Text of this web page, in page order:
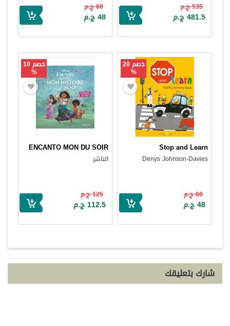
535 ج.م
481.5 ج.م
60 ج.م
48 ج.م
خصم 20
%
Stop and Learn
Denys Johnson-Davies
60 ج.م
48 ج.م
خصم 10
%
ENCANTO MON DU SOIR
الناشر
125 ج.م
112.5 ج.م
شارك بتعليقك